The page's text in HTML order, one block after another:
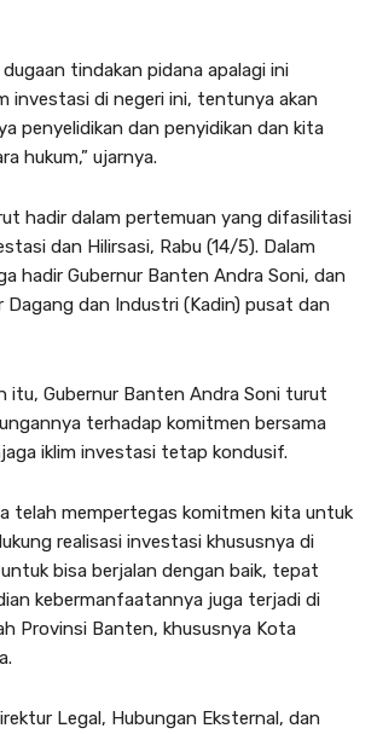
dugaan tindakan pidana apalagi ini
investasi di negeri ini, tentunya akan
penyelidikan dan penyidikan dan kita
hukum,” ujarnya.
hadir dalam pertemuan yang difasilitasi
dan Hilirsasi, Rabu (14/5). Dalam
hadir Gubernur Banten Andra Soni, dan
Dagang dan Industri (Kadin) pusat dan
itu, Gubernur Banten Andra Soni turut
terhadap komitmen bersama
iklim investasi tetap kondusif.
telah mempertegas komitmen kita untuk
realisasi investasi khususnya di
bisa berjalan dengan baik, tepat
kebermanfaatannya juga terjadi di
Provinsi Banten, khususnya Kota
Legal, Hubungan Eksternal, dan